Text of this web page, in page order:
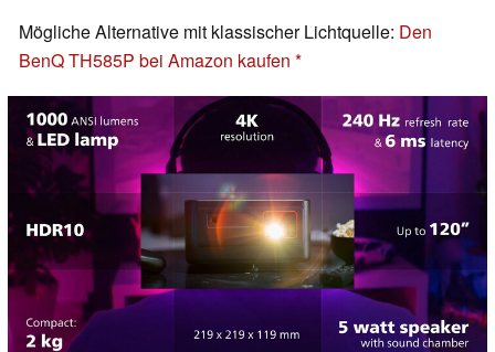
Mögliche Alternative mit klassischer Lichtquelle: Den
BenQ TH585P bei Amazon kaufen